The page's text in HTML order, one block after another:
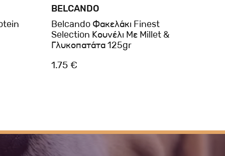
BELCANDO
Belcando Φακελάκι Finest
Selection Κουνέλι Με Millet &
Γλυκοπατάτα 125gr
1.75 €